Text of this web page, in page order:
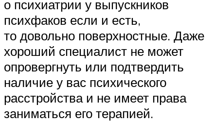
о психиатрии у выпускников
психфаков если и есть,
то довольно поверхностные. Даже
хороший специалист не может
опровергнуть или подтвердить
наличие у вас психического
расстройства и не имеет права
заниматься его терапией.